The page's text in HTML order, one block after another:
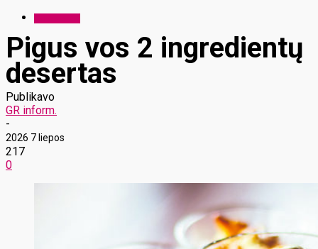
Pigus vos 2 ingredientų
desertas
Publikavo
GR inform.
-
2026 7 liepos
217
0